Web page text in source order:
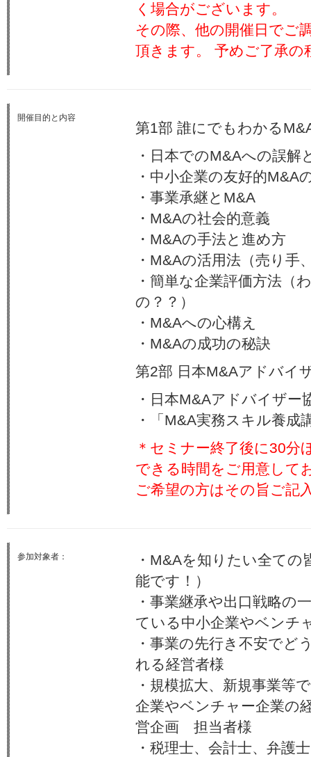
く場合がございます。
その際、他の開催日でご
頂きます。 予めご了承の
開催目的と内容
第1部 誰にでもわかる
・日本でのM&Aへの誤解
・中小企業の友好的M&A
・事業承継とM&A
・M&Aの社会的意義
・M&Aの手法と進め方
・M&Aの活用法（売り手
・簡単な企業評価方法（
の？？）
・M&Aへの心構え
・M&Aの成功の秘訣
第2部 日本M&Aアドバイ
・日本M&Aアドバイザー
・「M&A実務スキル養成
＊セミナー終了後に30分
できる時間をご用意して
ご希望の方はその旨ご記
参加対象者：
・M&Aを知りたい全て
能です！）
・事業継承や出口戦略の
ている中小企業やベンチ
・事業の先行き不安でど
れる経営者様
・規模拡大、新規事業等
企業やベンチャー企業の
営企画 担当者様
・税理士、会計士、弁護